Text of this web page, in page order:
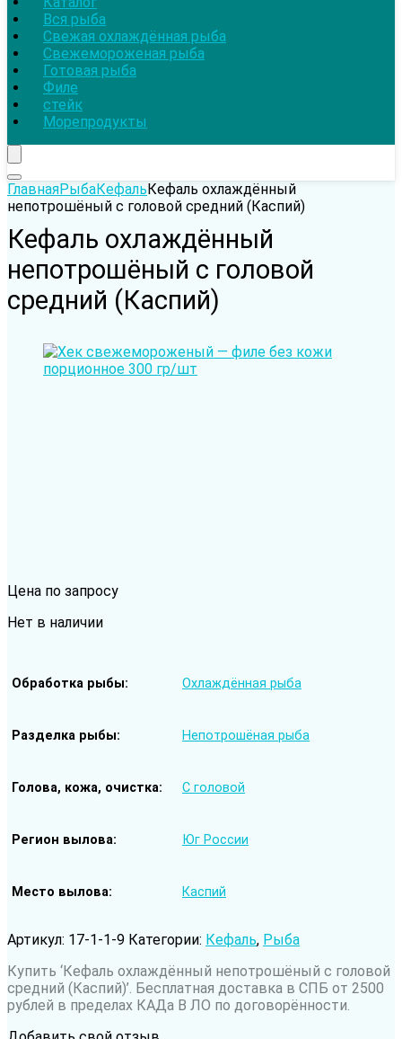
Вся рыба
Свежая охлаждённая рыба
Свежемороженая рыба
Готовая рыба
Филе
стейк
Морепродукты
ГлавнаяРыбаКефальКефаль охлаждённый
непотрошёный с головой средний (Каспий)
Кефаль охлаждённый
непотрошёный с головой
средний (Каспий)
Цена по запросу
Нет в наличии
Обработка рыбы Охлаждённая рыба
Разделка рыбы Непотрошёная рыба
Голова, кожа, очистка С головой
Регион вылова Юг России
Место вылова Каспий
Артикул: 17-1-1-9 Категории: Кефаль, Рыба
Купить ‘Кефаль охлаждённый непотрошёный с головой
средний (Каспий)’. Бесплатная доставка в СПБ от 2500
рублей в пределах КАДа В ЛО по договорённости.